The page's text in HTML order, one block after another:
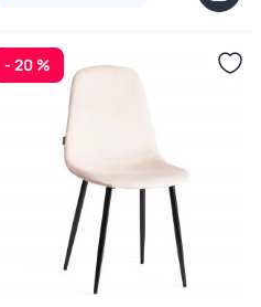
- 20 %